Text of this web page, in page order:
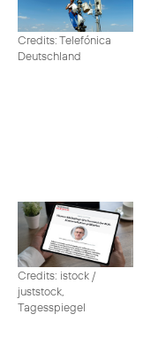
Credits: Telefónica
Deutschland
Credits: istock /
juststock,
Tagesspiegel